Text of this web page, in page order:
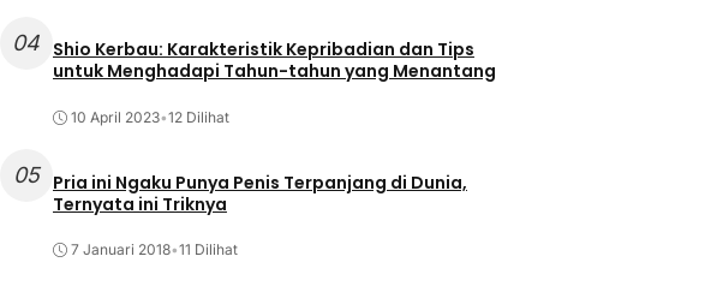
04 Shio Kerbau: Karakteristik Kepribadian dan Tips
untuk Menghadapi Tahun-tahun yang Menantang
10 April 2023•12 Dilihat
05
Pria ini Ngaku Punya Penis Terpanjang di Dunia,
Ternyata ini Triknya
7 Januari 2018•11 Dilihat